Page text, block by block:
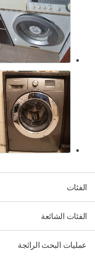
الفئات
الفئات الشائعة
عمليات البحث الرائجة